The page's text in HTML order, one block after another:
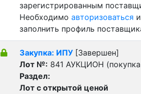
зарегистрированным
Необходимо авторизоваться
заполнить профиль
Закупка: ИПУ [Завершен]
Лот №: 841 АУКЦИОН (покупка
Раздел:
Лот с открытой ценой